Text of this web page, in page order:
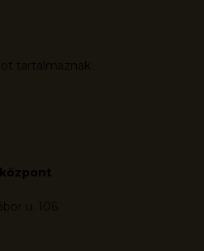
tartalmaznak
u. 106.